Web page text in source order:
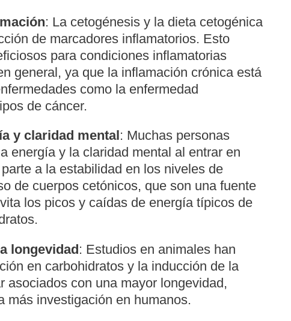
: La cetogénesis y la dieta cetogénica
de marcadores inflamatorios. Esto
para condiciones inflamatorias
general, ya que la inflamación crónica está
como la enfermedad
de cáncer.
y claridad mental: Muchas personas
energía y la claridad mental al entrar en
a la estabilidad en los niveles de
de cuerpos cetónicos, que son una fuente
los picos y caídas de energía típicos de
longevidad: Estudios en animales han
en carbohidratos y la inducción de la
asociados con una mayor longevidad,
más investigación en humanos.